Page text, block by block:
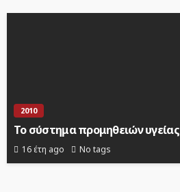
2010
Το σύστημα προμηθειών υγείας
16 έτη ago No tags